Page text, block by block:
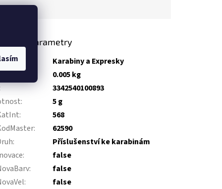
parametry
Karabiny a Expresky
0.005 kg
3342540100893
:
5 g
:
568
:
62590
:
Příslušenství ke karabinám
:
false
:
false
:
false